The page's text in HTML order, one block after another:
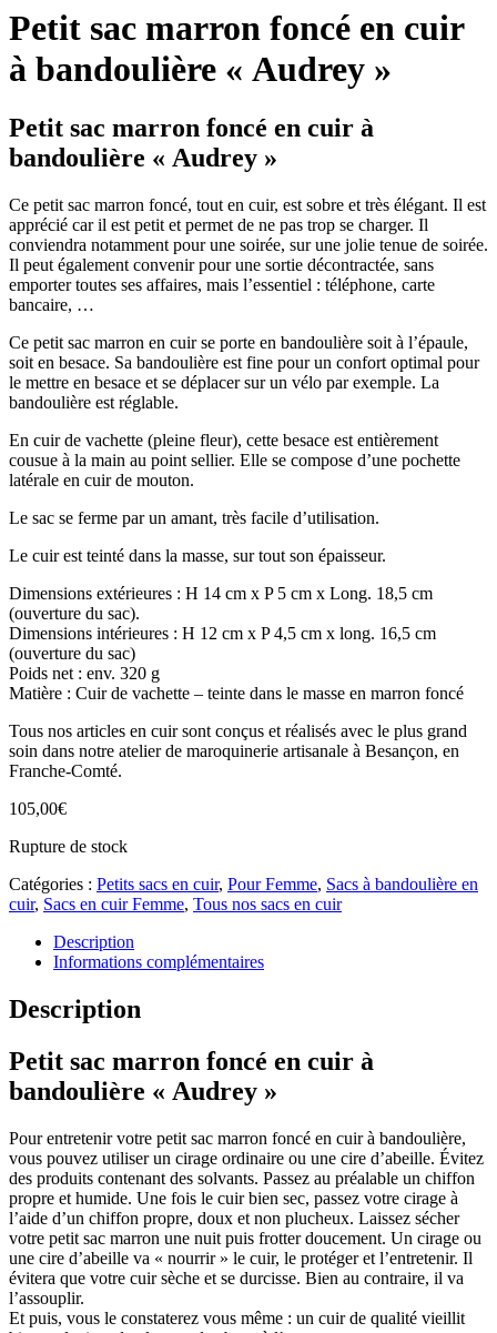
Petit sac marron foncé en cuir
à bandoulière « Audrey »
Petit sac marron foncé en cuir à
bandoulière « Audrey »
Ce petit sac marron foncé, tout en cuir, est sobre et très élégant. Il est
apprécié car il est petit et permet de ne pas trop se charger. Il
conviendra notamment pour une soirée, sur une jolie tenue de soirée.
Il peut également convenir pour une sortie décontractée, sans
emporter toutes ses affaires, mais l’essentiel : téléphone, carte
bancaire, …
Ce petit sac marron en cuir se porte en bandoulière soit à l’épaule,
soit en besace. Sa bandoulière est fine pour un confort optimal pour
le mettre en besace et se déplacer sur un vélo par exemple. La
bandoulière est réglable.
En cuir de vachette (pleine fleur), cette besace est entièrement
cousue à la main au point sellier. Elle se compose d’une pochette
latérale en cuir de mouton.
Le sac se ferme par un amant, très facile d’utilisation.
Le cuir est teinté dans la masse, sur tout son épaisseur.
Dimensions extérieures : H 14 cm x P 5 cm x Long. 18,5 cm
(ouverture du sac).
Dimensions intérieures : H 12 cm x P 4,5 cm x long. 16,5 cm
(ouverture du sac)
Poids net : env. 320 g
Matière : Cuir de vachette – teinte dans le masse en marron foncé
Tous nos articles en cuir sont conçus et réalisés avec le plus grand
soin dans notre atelier de maroquinerie artisanale à Besançon, en
Franche-Comté.
105,00€
Rupture de stock
Catégories : Petits sacs en cuir, Pour Femme, Sacs à bandoulière en
cuir, Sacs en cuir Femme, Tous nos sacs en cuir
Description
Informations complémentaires
Description
Petit sac marron foncé en cuir à
bandoulière « Audrey »
Pour entretenir votre petit sac marron foncé en cuir à bandoulière,
vous pouvez utiliser un cirage ordinaire ou une cire d’abeille. Évitez
des produits contenant des solvants. Passez au préalable un chiffon
propre et humide. Une fois le cuir bien sec, passez votre cirage à
l’aide d’un chiffon propre, doux et non plucheux. Laissez sécher
votre petit sac marron une nuit puis frotter doucement. Un cirage ou
une cire d’abeille va « nourrir » le cuir, le protéger et l’entretenir. Il
évitera que votre cuir sèche et se durcisse. Bien au contraire, il va
l’assouplir.
Et puis, vous le constaterez vous même : un cuir de qualité vieillit